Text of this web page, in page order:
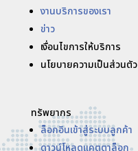
งานบริการของเรา
ข่าว
เงื่อนไขการให้บริการ
นโยบายความเป็นส่วนตัว
ทรัพยากร
ล็อกอินเข้าสู่ระบบลูกค้า
ดาวน์โหลดแคตตาล็อก